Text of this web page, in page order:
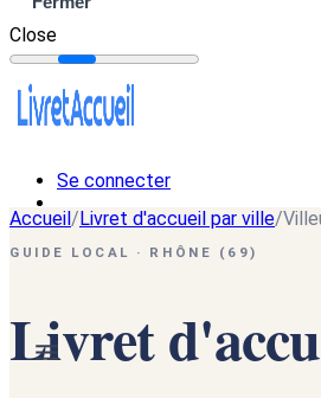
Close
Se connecter
🇫🇷
Accueil / Livret d'accueil par ville/
GUIDE LOCAL · RHÔNE (69)
Livret